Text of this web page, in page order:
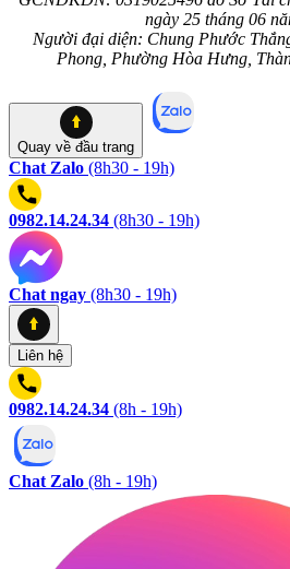
ngày 25 tháng 06
Người đại diện: Chung Phước
Phong, Phường Hòa Hưng,
Quay về đầu trang
Chat Zalo (8h30 - 19h)
0982.14.24.34 (8h30 - 19h)
Chat ngay (8h30 - 19h)
Liên hệ
0982.14.24.34 (8h - 19h)
Chat Zalo (8h - 19h)